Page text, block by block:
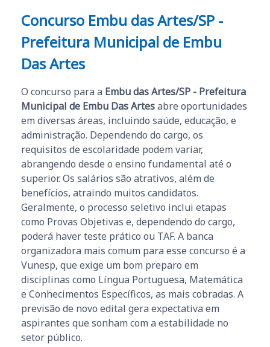
Concurso Embu das Artes/SP -
Prefeitura Municipal de Embu
Das Artes
O concurso para a Embu das Artes/SP - Prefeitura
Municipal de Embu Das Artesabre oportunidades
em diversas áreas, incluindo saúde, educação, e
administração. Dependendo do cargo, os
requisitos de escolaridade podem variar,
abrangendo desde o ensino fundamental até o
superior. Os salários são atrativos, além de
benefícios, atraindo muitos candidatos.
Geralmente, o processo seletivo inclui etapas
como Provas Objetivas e, dependendo do cargo,
poderá haver teste prático ou TAF. A banca
organizadora mais comum para esse concurso é a
Vunesp, que exige um bom preparo em
disciplinas como Língua Portuguesa, Matemática
e Conhecimentos Específicos, as mais cobradas. A
previsão de novo edital gera expectativa em
aspirantes que sonham com a estabilidade no
setor público.